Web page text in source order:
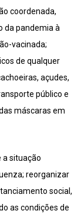
coordenada,
da pandemia à
vacinada;
de qualquer
açudes,
público e
máscaras em
a situação
reorganizar
social,
as condições de